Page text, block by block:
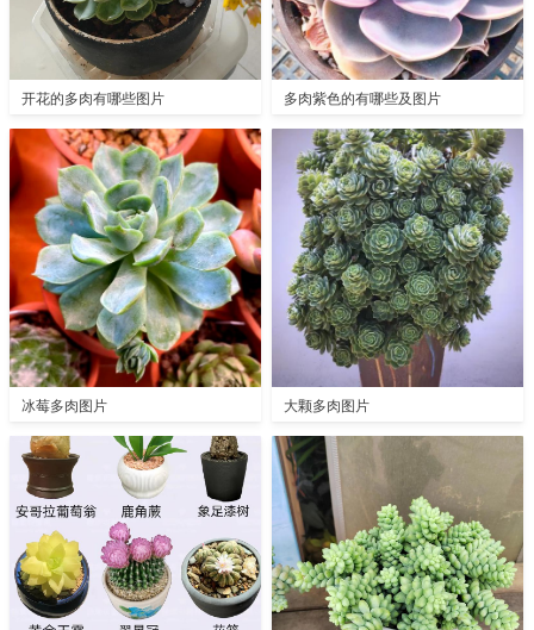
开花的多肉有哪些图片 多肉紫色的有哪些及图片
冰莓多肉图片 大颗多肉图片